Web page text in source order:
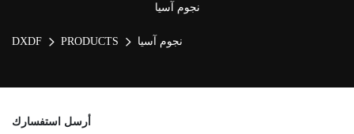
نجوم آسيا
DXDF PRODUCTS نجوم آسيا
أرسل استفسارك